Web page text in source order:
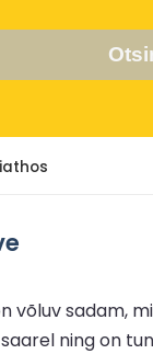
võluv sadam,
ning on